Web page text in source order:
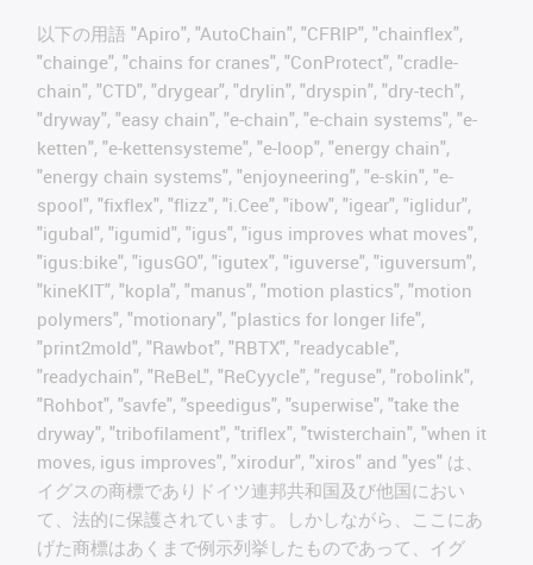
以下の用語 "Apiro", "AutoChain", "CFRIP", "chainflex",
"chainge", "chains for cranes", "ConProtect", "cradle-
chain", "CTD", "drygear", "drylin", "dryspin", "dry-tech",
"dryway", "easy chain", "e-chain", "e-chain systems", "e-
ketten", "e-kettensysteme", "e-loop", "energy chain",
"energy chain systems", "enjoyneering", "e-skin", "e-
spool", "fixflex", "flizz", "i.Cee", "ibow", "igear", "iglidur",
"igubal", "igumid", "igus", "igus improves what moves",
"igus:bike", "igusGO", "igutex", "iguverse", "iguversum",
"kineKIT", "kopla", "manus", "motion plastics", "motion
polymers", "motionary", "plastics for longer life",
"print2mold", "Rawbot", "RBTX", "readycable",
"readychain", "ReBeL", "ReCyycle", "reguse", "robolink",
"Rohbot", "savfe", "speedigus", "superwise", "take the
dryway", "tribofilament", "triflex", "twisterchain", "when it
moves, igus improves", "xirodur", "xiros" and "yes" は、
イグスの商標でありドイツ連邦共和国及び他国におい
て、法的に保護されています。しかしながら、ここにあ
げた商標はあくまで例示列挙したものであって、イグ